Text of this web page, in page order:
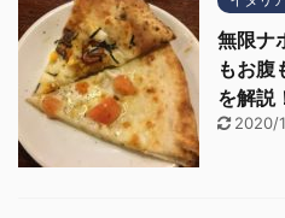
無限ナ
もお腹
を解説
2020/